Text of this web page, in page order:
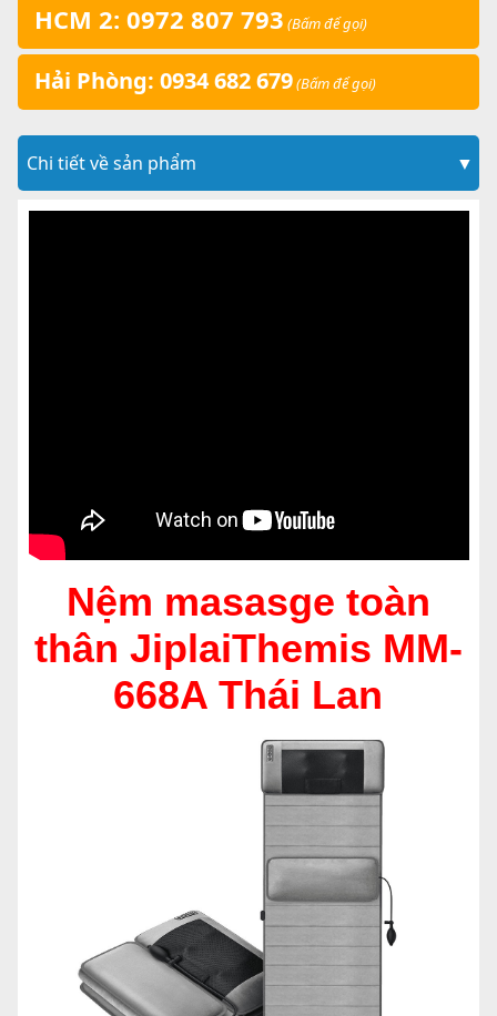
HCM 2: 0972 807 793 (Bấm để gọi)
Hải Phòng: 0934 682 679(Bấm để gọi)
Chi tiết về sản phẩm ▼
Nệm masasge toàn
thân JiplaiThemis MM-
668A Thái Lan